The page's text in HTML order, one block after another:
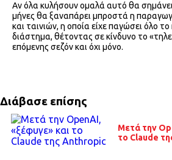
Αν όλα κυλήσουν ομαλά αυτό θα
μήνες θα ξαναπάρει μπροστά η
και ταινιών, η οποία είχε παγώσει όλο
διάστημα, θέτοντας σε κίνδυνο το
επόμενης σεζόν και όχι μόνο.
Διάβασε επίσης
Μετά την
το Claude